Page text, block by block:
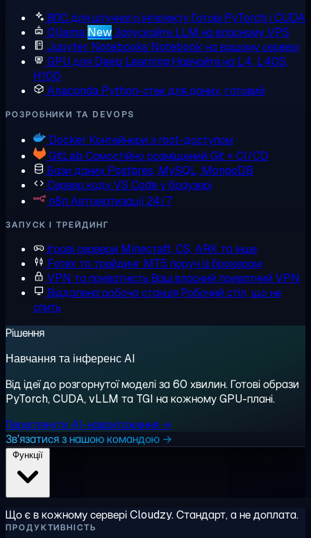
ВПС для штучного інтелектуГотові PyTorch і CUDA
Ollama NewЗапускайте LLM на власному VPS
Jupyter Notebooks Notebook на вашому сервері
GPU для Deep Learning Навчайте на L4, L40S,
H100
Anaconda Python-стек для даних, готовий
РОЗРОБНИКИ ТА DEVOPS
Docker Контейнери з root-доступом
GitLab Самостійно розміщений Git + CI/CD
Бази даних Postgres, MySQL, MongoDB
Сервер кодуVS Code у браузері
n8n Автоматизації 24/7
ЗАПУСК І ТРЕЙДИНГ
Ігрові сервери Minecraft, CS, ARK та інше
Forex та трейдинг MT5 поруч із брокером
VPN та приватністьВаш власний приватний VPN
Віддалена робоча станціяРобочий стіл, що не
спить
Рішення
Навчання та інференс AI
Від ідеї до розгорнутої моделі за 60 хвилин. Готові образи
PyTorch, CUDA, vLLM та TGI на кожному GPU-плані.
Переглянути AI-навантаження →
Зв'язатися з нашою командою →
Що є в кожному сервері Cloudzy. Стандарт, а не доплата.
ПРОДУКТИВНІСТЬ